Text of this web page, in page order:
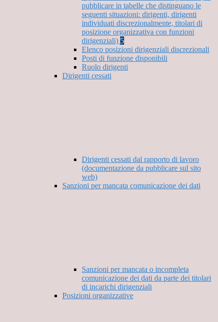
pubblicare in tabelle che distinguano le
seguenti situazioni: dirigenti, dirigenti
individuati discrezionalmente, titolari di
posizione organizzativa con funzioni
dirigenziali) 5
Elenco posizioni dirigenziali discrezionali
Posti di funzione disponibili
Ruolo dirigenti
Dirigenti cessati
Dirigenti cessati dal rapporto di lavoro
(documentazione da pubblicare sul sito
web)
Sanzioni per mancata comunicazione dei dati
Sanzioni per mancata o incompleta
comunicazione dei dati da parte dei titolari
di incarichi dirigenziali
Posizioni organizzative